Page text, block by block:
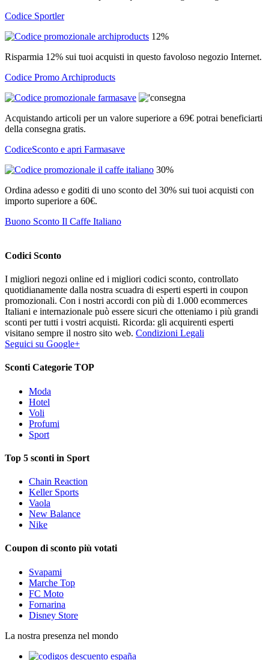
Codice Sportler
12%
Risparmia 12% sui tuoi acquisti in questo favoloso negozio Internet.
Codice Promo Archiproducts
Acquistando articoli per un valore superiore a 69€ potrai beneficiarti
della consegna gratis.
CodiceSconto e apri Farmasave
30%
Ordina adesso e goditi di uno sconto del 30% sui tuoi acquisti con
importo superiore a 60€.
Buono Sconto Il Caffe Italiano
Codici Sconto
I migliori negozi online ed i migliori codici sconto, controllato
quotidianamente dalla nostra scuadra di esperti esperti in coupon
promozionali. Con i nostri accordi con più di 1.000 ecommerces
Italiani e internazionale può essere sicuri che otteniamo i più grandi
sconti per tutti i vostri acquisti. Ricorda: gli acquirenti esperti
visitano sempre il nostro sito web. Condizioni Legali
Seguici su Google+
Sconti Categorie TOP
Moda
Hotel
Voli
Profumi
Sport
Top 5 sconti in Sport
Chain Reaction
Keller Sports
Vaola
New Balance
Nike
Coupon di sconto più votati
Svapami
Marche Top
FC Moto
Fornarina
Disney Store
La nostra presenza nel mondo